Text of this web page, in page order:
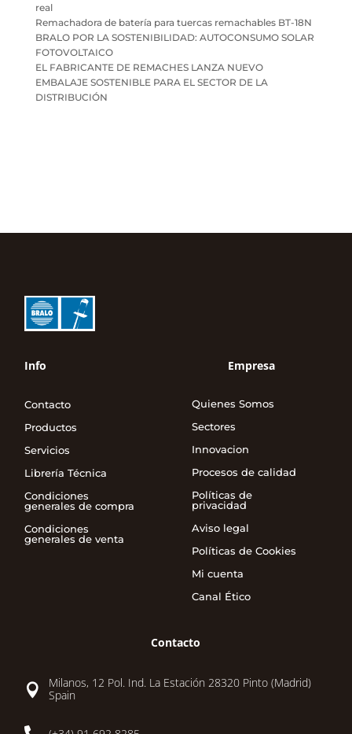
real
Remachadora de batería para tuercas remachables BT-18N
BRALO POR LA SOSTENIBILIDAD: AUTOCONSUMO SOLAR
FOTOVOLTAICO
EL FABRICANTE DE REMACHES LANZA NUEVO
EMBALAJE SOSTENIBLE PARA EL SECTOR DE LA
DISTRIBUCIÓN
Info
Contacto
Productos
Servicios
Librería Técnica
Condiciones
generales de compra
Condiciones
generales de venta
Empresa
Quienes Somos
Sectores
Innovacion
Procesos de calidad
Políticas de
privacidad
Aviso legal
Políticas de Cookies
Mi cuenta
Canal Ético
Contacto

Milanos, 12 Pol. Ind. La Estación 28320 Pinto (Madrid)
Spain